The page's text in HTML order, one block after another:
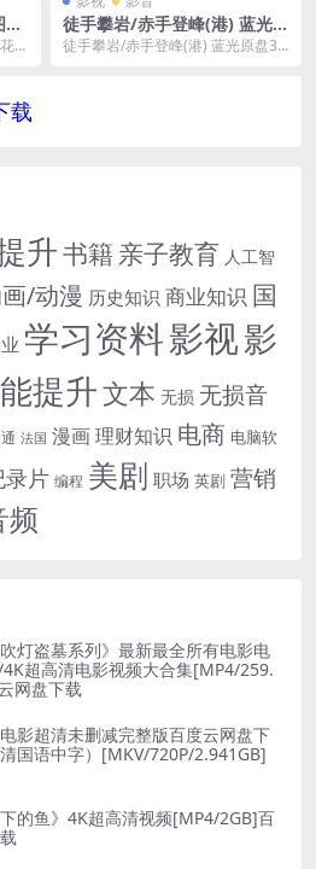
徒手攀岩/赤手登峰(港) 蓝光原
盘33G下载National Geogra
徒手攀岩/赤手登峰(港) 蓝光原盘33
载
升书籍 亲子教育 人工智
/动漫 历史知识 商业知识 国
学习资料影视影
提升文本 无损 无损音
法国 漫画理财知识 电商 电脑软
录片 编程 美剧 职场 英剧 营销
频
灯盗墓系列》最新最全所有电影电
超高清电影视频大合集[MP4/259.
网盘下载
影超清未删减完整版百度云网盘下
国语中字）[MKV/720P/2.941GB]
的鱼》4K超高清视频[MP4/2GB]百